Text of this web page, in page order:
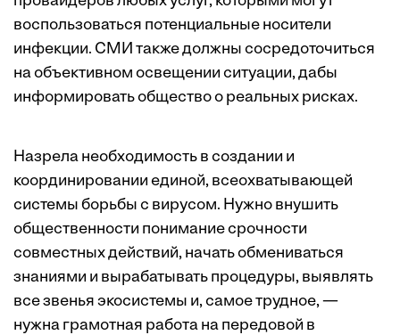
воспользоваться потенциальные носители
инфекции. СМИ также должны сосредоточиться
на объективном освещении ситуации, дабы
информировать общество о реальных рисках.
Назрела необходимость в создании и
координировании единой, всеохватывающей
системы борьбы с вирусом. Нужно внушить
общественности понимание срочности
совместных действий, начать обмениваться
знаниями и вырабатывать процедуры, выявлять
все звенья экосистемы и, самое трудное, —
нужна грамотная работа на передовой в